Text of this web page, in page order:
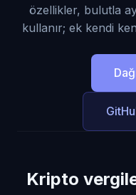
özellikler, bulutla
kullanır; ek kendi
Kripto